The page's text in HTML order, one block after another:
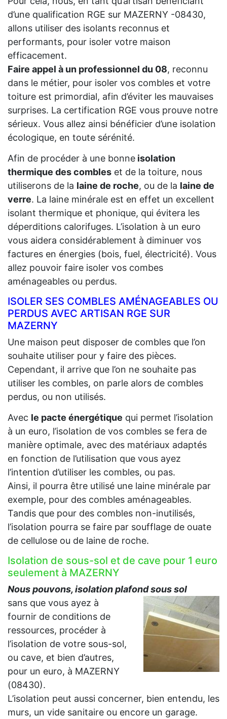
d’une qualification RGE sur MAZERNY -08430,
allons utiliser des isolants reconnus et
performants, pour isoler votre maison
efficacement.
Faire appel à un professionnel du 08, reconnu
dans le métier, pour isoler vos combles et votre
toiture est primordial, afin d’éviter les mauvaises
surprises. La certification RGE vous prouve notre
sérieux. Vous allez ainsi bénéficier d’une isolation
écologique, en toute sérénité.
Afin de procéder à une bonne isolation
thermique des combles et de la toiture, nous
utiliserons de la laine de roche, ou de la laine de
verre. La laine minérale est en effet un excellent
isolant thermique et phonique, qui évitera les
déperditions calorifuges. L’isolation à un euro
vous aidera considérablement à diminuer vos
factures en énergies (bois, fuel, électricité). Vous
allez pouvoir faire isoler vos combes
aménageables ou perdus.
ISOLER SES COMBLES AMÉNAGEABLES OU
PERDUS AVEC ARTISAN RGE SUR
MAZERNY
Une maison peut disposer de combles que l’on
souhaite utiliser pour y faire des pièces.
Cependant, il arrive que l’on ne souhaite pas
utiliser les combles, on parle alors de combles
perdus, ou non utilisés.
Avec le pacte énergétique qui permet l’isolation
à un euro, l’isolation de vos combles se fera de
manière optimale, avec des matériaux adaptés
en fonction de l’utilisation que vous ayez
l’intention d’utiliser les combles, ou pas.
Ainsi, il pourra être utilisé une laine minérale par
exemple, pour des combles aménageables.
Tandis que pour des combles non-inutilisés,
l’isolation pourra se faire par soufflage de ouate
de cellulose ou de laine de roche.
Isolation de sous-sol et de cave pour 1 euro
seulement à MAZERNY
Nous pouvons, isolation plafond sous sol
sans que vous ayez à
fournir de conditions de
ressources, procéder à
l’isolation de votre sous-sol,
ou cave, et bien d’autres,
pour un euro, à MAZERNY
(08430).
L’isolation peut aussi concerner, bien entendu, les
murs, un vide sanitaire ou encore un garage.